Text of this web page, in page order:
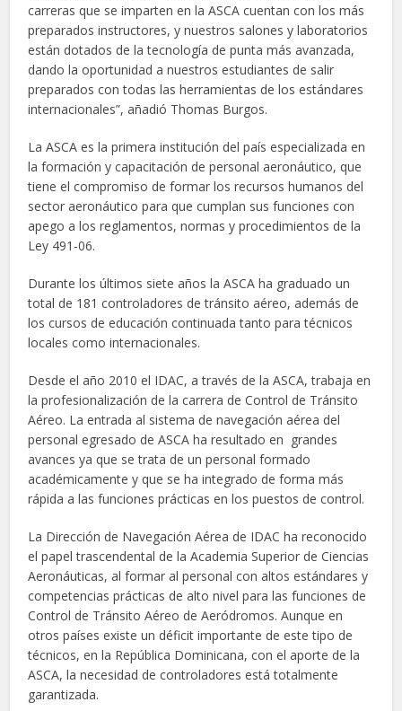
carreras que se imparten en la ASCA cuentan con los más
preparados instructores, y nuestros salones y laboratorios
están dotados de la tecnología de punta más avanzada,
dando la oportunidad a nuestros estudiantes de salir
preparados con todas las herramientas de los estándares
internacionales”, añadió Thomas Burgos.
La ASCA es la primera institución del país especializada en
la formación y capacitación de personal aeronáutico, que
tiene el compromiso de formar los recursos humanos del
sector aeronáutico para que cumplan sus funciones con
apego a los reglamentos, normas y procedimientos de la
Ley 491-06.
Durante los últimos siete años la ASCA ha graduado un
total de 181 controladores de tránsito aéreo, además de
los cursos de educación continuada tanto para técnicos
locales como internacionales.
Desde el año 2010 el IDAC, a través de la ASCA, trabaja en
la profesionalización de la carrera de Control de Tránsito
Aéreo. La entrada al sistema de navegación aérea del
personal egresado de ASCA ha resultado en grandes
avances ya que se trata de un personal formado
académicamente y que se ha integrado de forma más
rápida a las funciones prácticas en los puestos de control.
La Dirección de Navegación Aérea de IDAC ha reconocido
el papel trascendental de la Academia Superior de Ciencias
Aeronáuticas, al formar al personal con altos estándares y
competencias prácticas de alto nivel para las funciones de
Control de Tránsito Aéreo de Aeródromos. Aunque en
otros países existe un déficit importante de este tipo de
técnicos, en la República Dominicana, con el aporte de la
ASCA, la necesidad de controladores está totalmente
garantizada.